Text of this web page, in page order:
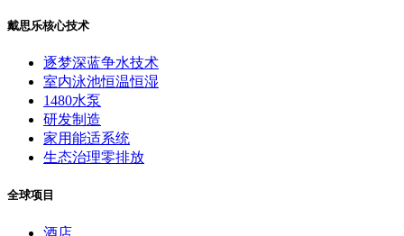
戴思乐核心技术
逐梦深蓝争水技术
室内泳池恒温恒湿
1480水泵
研发制造
家用能适系统
生态治理零排放
全球项目
酒店